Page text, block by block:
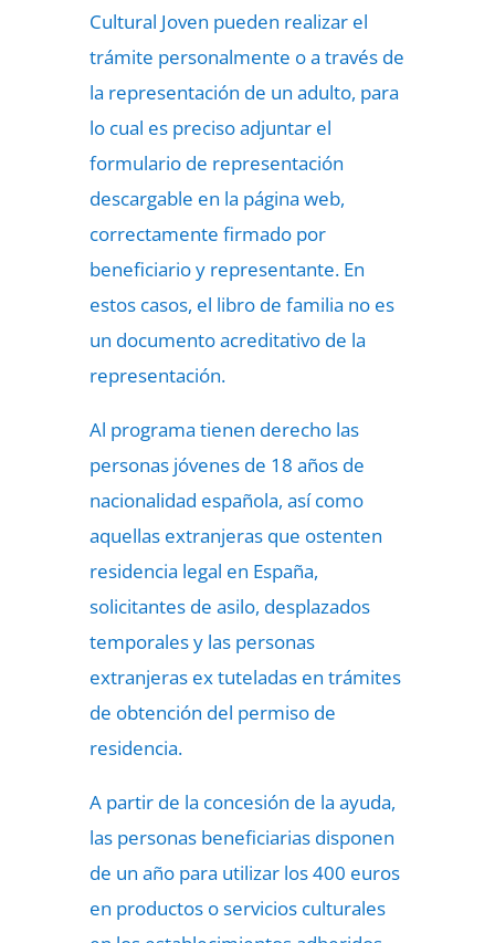
Cultural Joven pueden realizar el
trámite personalmente o a través de
la representación de un adulto, para
lo cual es preciso adjuntar el
formulario de representación
descargable en la página web,
correctamente firmado por
beneficiario y representante. En
estos casos, el libro de familia no es
un documento acreditativo de la
representación.
Al programa tienen derecho las
personas jóvenes de 18 años de
nacionalidad española, así como
aquellas extranjeras que ostenten
residencia legal en España,
solicitantes de asilo, desplazados
temporales y las personas
extranjeras ex tuteladas en trámites
de obtención del permiso de
residencia.
A partir de la concesión de la ayuda,
las personas beneficiarias disponen
de un año para utilizar los 400 euros
en productos o servicios culturales